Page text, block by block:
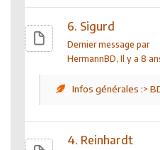
6. Sigurd
Dernier message par
HermannBD, Il y a 8
Infos générales :>
4. Reinhardt